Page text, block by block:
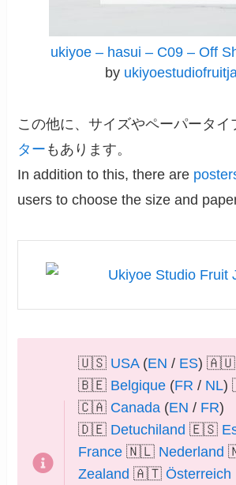
ukiyoe – hasui – C09 – Off
by
この他に、サイズやペーパータイ
ター もあります。
In addition to this, there are
users to choose the size and
🇺🇸 USA(EN / ES) 🇦🇺
🇧🇪 Belgique(FR / NL)
🇨🇦 Canada(EN / FR)
🇩🇪 Detuchiland 🇪🇸
France🇳🇱 Nederland
Zealand 🇦🇹 Österreich